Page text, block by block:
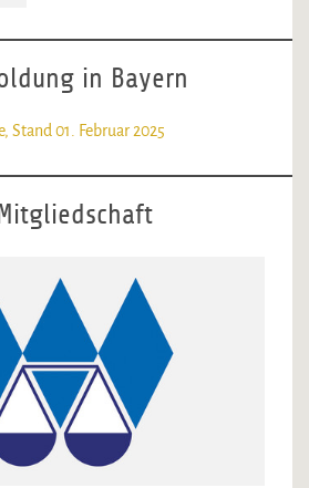
in Bayern
Stand 01. Februar 2025